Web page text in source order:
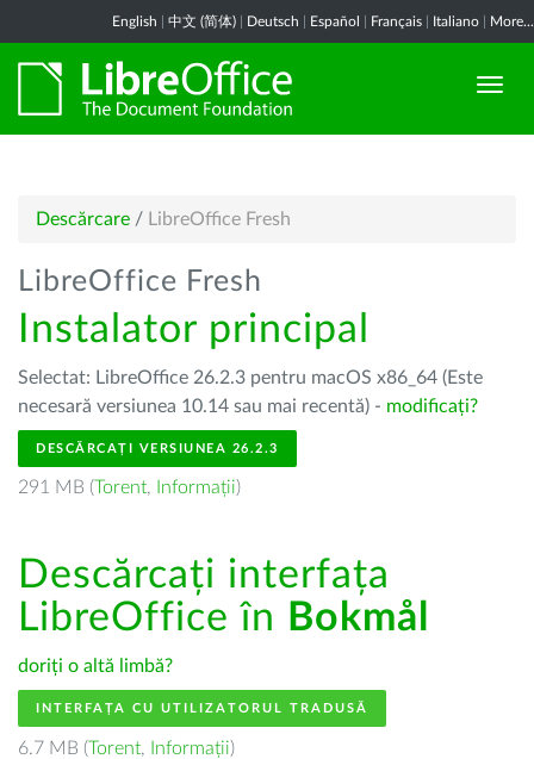
English 中文 (简体) Deutsch Español Français Italiano More...
Descărcare / LibreOffice Fresh
LibreOffice Fresh
Instalator principal
Selectat: LibreOffice 26.2.3 pentru macOS x86_64 (Este
necesară versiunea 10.14 sau mai recentă) - modificați?
DESCĂRCAȚI VERSIUNEA 26.2.3
291 MB (Torent, Informații)
Descărcați interfața
LibreOffice în Bokmål
doriți o altă limbă?
INTERFAȚA CU UTILIZATORUL TRADUSĂ
6.7 MB (Torent, Informații)